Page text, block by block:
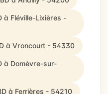
à Fléville-Lixières -
à Vroncourt - 54330
à Domèvre-sur-
à Ferrières - 54210